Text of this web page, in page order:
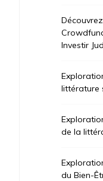
Investir
littérature
de la
du Bien-